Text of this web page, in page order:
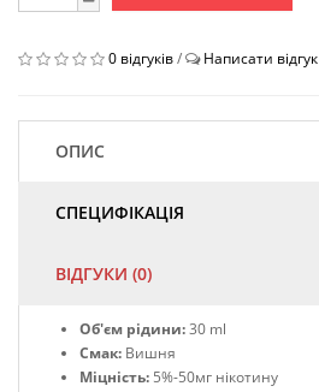
0 відгуків/ Написати відгук
ОПИС
СПЕЦИФІКАЦІЯ
ВІДГУКИ (0)
Об'єм рідини:30 ml
Смак: Вишня
Міцність: 5%-50мг нікотину